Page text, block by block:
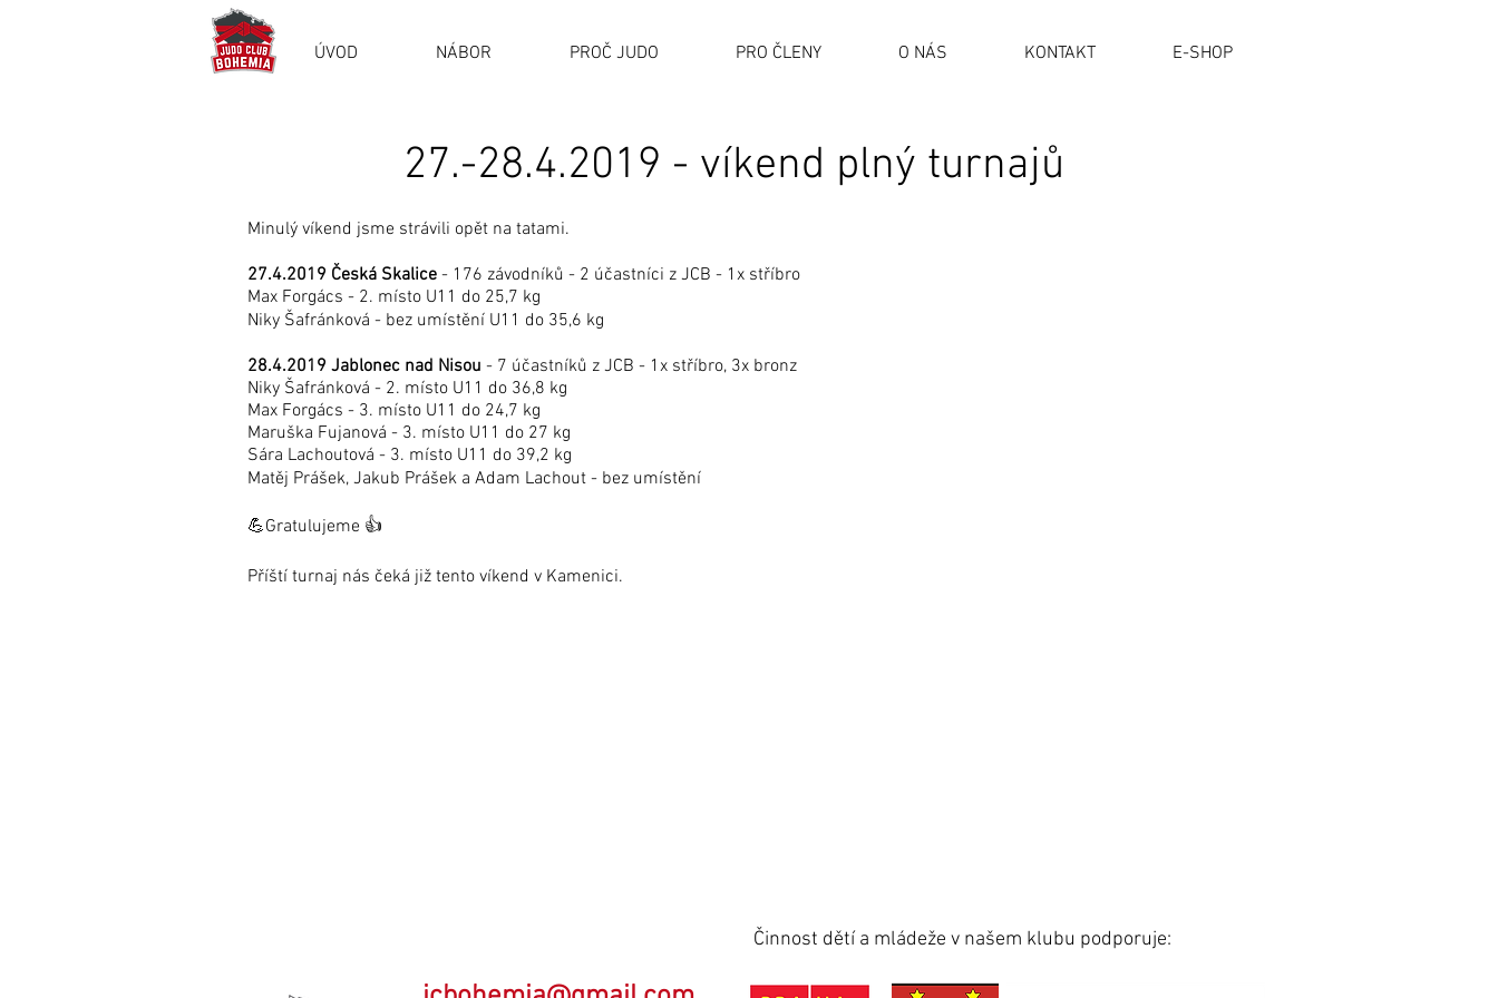
ÚVOD NÁBOR PROČ JUDO PRO ČLENY O NÁS KONTAKT E-SHOP
27.-28.4.2019 - víkend plný turnajů
Minulý víkend jsme strávili opět na tatami.
27.4.2019 Česká Skalice - 176 závodníků - 2 účastníci z JCB - 1x stříbro
Max Forgács - 2. místo U11 do 25,7 kg
Niky Šafránková - bez umístění U11 do 35,6 kg
28.4.2019 Jablonec nad Nisou - 7 účastníků z JCB - 1x stříbro, 3x bronz
Niky Šafránková - 2. místo U11 do 36,8 kg
Max Forgács - 3. místo U11 do 24,7 kg
Maruška Fujanová - 3. místo U11 do 27 kg
Sára Lachoutová - 3. místo U11 do 39,2 kg
Matěj Prášek, Jakub Prášek a Adam Lachout - bez umístění
💪Gratulujeme 👍
Příští turnaj nás čeká již tento víkend v Kamenici.
Činnost dětí a mládeže v našem klubu podporuje: